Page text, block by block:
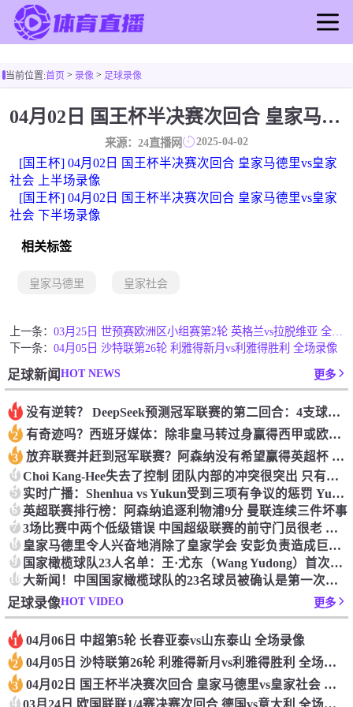
足球直播
足球录像
足球新闻
篮球新闻
当前位置:首页> 录像 > 足球录像
04月02日 国王杯半决赛次回合 皇家马德里vs皇家社会 全场录像
来源：24直播网 2025-04-02
[国王杯] 04月02日 国王杯半决赛次回合 皇家马德里vs皇家
社会 上半场录像
[国王杯] 04月02日 国王杯半决赛次回合 皇家马德里vs皇家
社会 下半场录像
相关标签
皇家马德里 皇家社会
上一条：
03月25日 世预赛欧洲区小组赛第2轮 英格兰vs拉脱维亚 全场录像回放
下一条： 04月05日 沙特联第26轮 利雅得新月vs利雅得胜利 全场录像
足球新闻HOT NEWS 更多
1 没有逆转？ DeepSeek预测冠军联赛的第二回合：4支球队在第一回合中获胜 枪手输了
2 有奇迹吗？西班牙媒体：除非皇马转过身赢得西甲或欧洲冠军
3 放弃联赛并赶到冠军联赛？阿森纳没有希望赢得英超杯 赢得欧洲冠军的可能性
4 Choi Kang-Hee失去了控制 团队内部的冲突很突出 只有一个人可以从水火中拯救崔孔
5 实时广播：Shenhua vs Yukun受到三项有争议的惩罚 Yukun将向中国足球联合会提出投诉
6 英超联赛排行榜：阿森纳追逐利物浦9分 曼联连续三件坏事
7 3场比赛中两个低级错误 中国超级联赛的前守门员很老 是时候让位了 最好的继任者出现
8 皇家马德里令人兴奋地消除了皇家学会 安彭负责造成巨大的灾难！
9 国家橄榄球队23人名单：王·尤东（Wang Yudong）首次被选为第11名 塞吉尼奥（Serginho）在名单上
10 大新闻！中国国家橄榄球队的23名球员被确认是第一次进入阵容
足球录像HOT VIDEO 更多
1 04月06日 中超第5轮 长春亚泰vs山东泰山 全场录像
2 04月05日 沙特联第26轮 利雅得新月vs利雅得胜利 全场录像
3 04月02日 国王杯半决赛次回合 皇家马德里vs皇家社会 全场录像
4 03月24日 欧国联联1/4赛决赛次回合 德国vs意大利 全场录像回放